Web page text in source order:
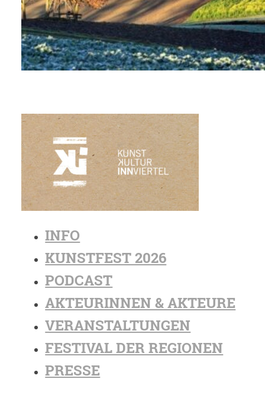
INFO
KUNSTFEST 2026
PODCAST
AKTEURINNEN & AKTEURE
VERANSTALTUNGEN
FESTIVAL DER REGIONEN
PRESSE